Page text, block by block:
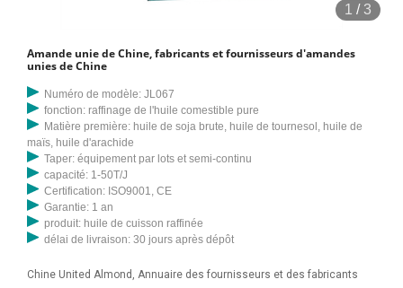
1 /3
Amande unie de Chine, fabricants et fournisseurs d'amandes
unies de Chine
Numéro de modèle: JL067
fonction: raffinage de l'huile comestible pure
Matière première: huile de soja brute, huile de tournesol, huile de
maïs, huile d'arachide
Taper: équipement par lots et semi-continu
capacité: 1-50T/J
Certification: ISO9001, CE
Garantie: 1 an
produit: huile de cuisson raffinée
délai de livraison: 30 jours après dépôt
Chine United Almond, Annuaire des fournisseurs et des fabricants